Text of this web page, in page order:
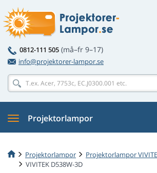
0812-111 505 (må–fr 9–17)
info@projektorer-lampor.se
Projektorlampor
Projektorlampor
Projektorlampor
VIVITEK D538W-3D